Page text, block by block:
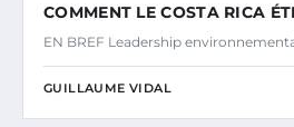
COMMENT LE COSTA RICA
EN BREF Leadership
GUILLAUME VIDAL